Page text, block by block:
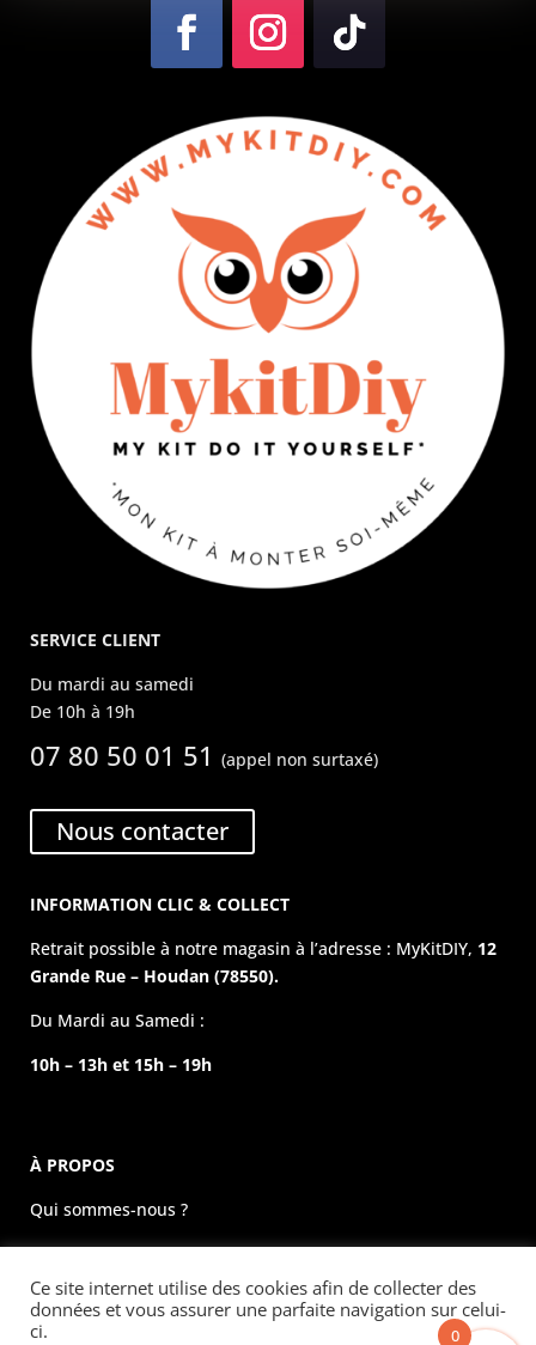
SERVICE CLIENT
Du mardi au samedi
De 10h à 19h
07 80 50 01 51(appel non surtaxé)
Nous contacter
INFORMATION CLIC & COLLECT
Retrait possible à notre magasin à l’adresse : MyKitDIY, 12
Grande Rue – Houdan (78550).
Du Mardi au Samedi :
10h – 13h et 15h – 19h
À PROPOS
Qui sommes-nous ?
La boutique physique
Évènements
Ce site internet utilise des cookies afin de collecter des
données et vous assurer une parfaite navigation sur celui-
ci.
0